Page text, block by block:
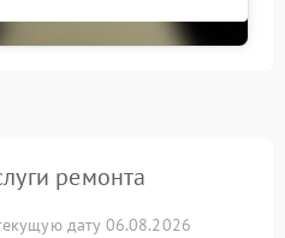
ремонта
дату 06.08.2026